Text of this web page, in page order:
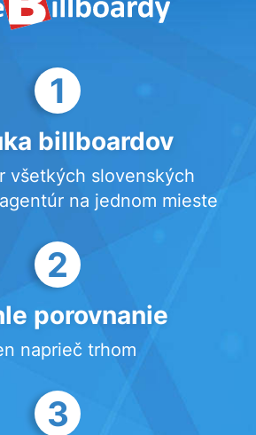
1
billboardov
všetkých slovenských
na jednom mieste
2
porovnanie
naprieč trhom
3